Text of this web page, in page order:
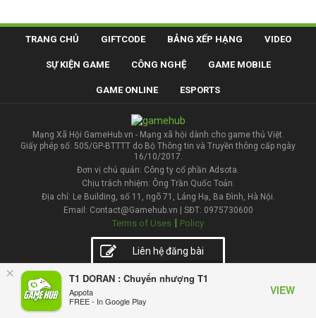
× T1 DORAN : Chuyển nhượng T1
Appota
FREE - In Google Play
VIEW
TRANG CHỦ GIFTCODE BẢNG XẾP HẠNG VIDEO
SỰ KIỆN GAME CÔNG NGHỆ GAME MOBILE
GAME ONLINE ESPORTS
Mạng Xã Hội GameHub.vn - Mạng xã hội dành cho game thủ Việt.
Giấy phép số: 505/GP-BTTTT do Bộ Thông tin và Truyền thông cấp ngày
16/10/2017.
Đơn vị chủ quản: Công ty cổ phần Adsota.
Chịu trách nhiệm: Ông Trần Quốc Toản.
Địa chỉ: Le Building, số 11, ngõ 71, Láng Hạ, Ba Đình, Hà Nội.
Email: Contact@Gamehub.vn | SĐT: 0975730600
Terms of Uses | Policy
Liên hệ đăng bài